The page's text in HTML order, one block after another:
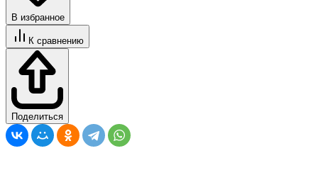
В избранное
К сравнению
Поделиться